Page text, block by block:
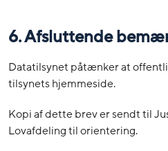
6. Afsluttende
Datatilsynet påtænker at
tilsynets hjemmeside.
Kopi af dette brev er sendt til
Lovafdeling til orientering.